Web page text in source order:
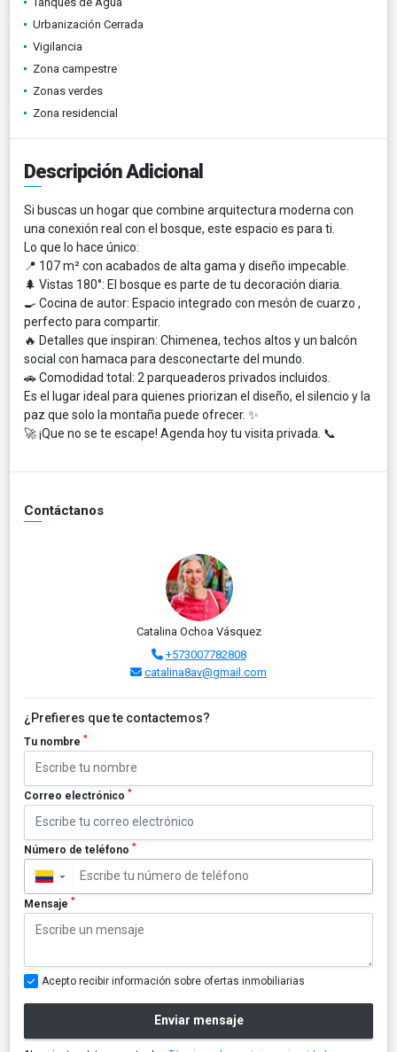
Urbanización Cerrada
Vigilancia
Zona campestre
Zonas verdes
Zona residencial
Descripción Adicional
Si buscas un hogar que combine arquitectura moderna con
una conexión real con el bosque, este espacio es para ti.
Lo que lo hace único:
📍 107 m² con acabados de alta gama y diseño impecable.
🌲 Vistas 180°: El bosque es parte de tu decoración diaria.
🍳 Cocina de autor: Espacio integrado con mesón de cuarzo ,
perfecto para compartir.
🔥 Detalles que inspiran: Chimenea, techos altos y un balcón
social con hamaca para desconectarte del mundo.
🚗 Comodidad total: 2 parqueaderos privados incluidos.
Es el lugar ideal para quienes priorizan el diseño, el silencio y la
paz que solo la montaña puede ofrecer. ✨
🚀 ¡Que no se te escape! Agenda hoy tu visita privada. 📞
Contáctanos
Catalina Ochoa Vásquez
+573007782808
catalina8av@gmail.com
¿Prefieres que te contactemos?
Tu nombre *
Correo electrónico *
Número de teléfono *
▼
Mensaje *
Acepto recibir información sobre ofertas inmobiliarias
Enviar mensaje